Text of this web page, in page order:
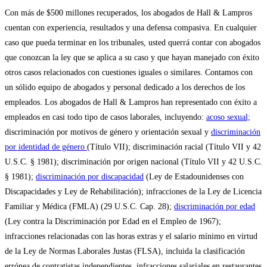
Con más de $500 millones recuperados, los abogados de Hall & Lampros
cuentan con experiencia, resultados y una defensa compasiva. En cualquier
caso que pueda terminar en los tribunales, usted querrá contar con abogados
que conozcan la ley que se aplica a su caso y que hayan manejado con éxito
otros casos relacionados con cuestiones iguales o similares. Contamos con
un sólido equipo de abogados y personal dedicado a los derechos de los
empleados. Los abogados de Hall & Lampros han representado con éxito a
empleados en casi todo tipo de casos laborales, incluyendo: acoso sexual;
discriminación por motivos de género y orientación sexual y discriminación
por identidad de género (Título VII); discriminación racial (Título VII y 42
U.S.C. § 1981); discriminación por origen nacional (Título VII y 42 U.S.C.
§ 1981); discriminación por discapacidad (Ley de Estadounidenses con
Discapacidades y Ley de Rehabilitación); infracciones de la Ley de Licencia
Familiar y Médica (FMLA) (29 U.S.C. Cap. 28); discriminación por edad
(Ley contra la Discriminación por Edad en el Empleo de 1967);
infracciones relacionadas con las horas extras y el salario mínimo en virtud
de la Ley de Normas Laborales Justas (FLSA), incluida la clasificación